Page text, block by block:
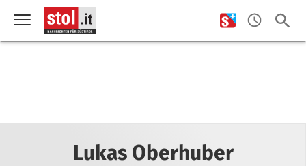
Lukas Oberhuber